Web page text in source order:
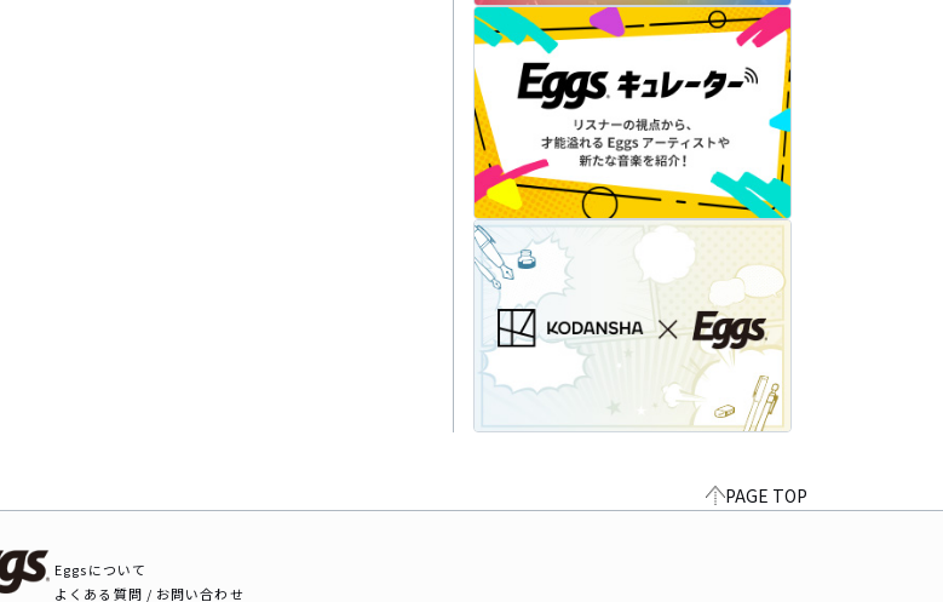
PAGE TOP
Eggsについて
よくある質問 / お問い合わせ